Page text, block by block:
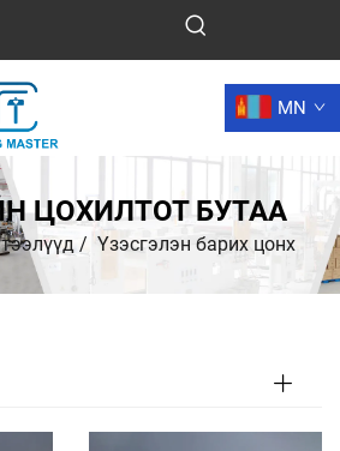
MN
ЦОХИЛТОТ БУТАА
/ Үзэсгэлэн барих цонх